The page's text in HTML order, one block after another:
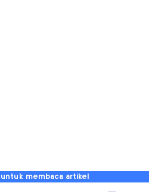
membaca artikel